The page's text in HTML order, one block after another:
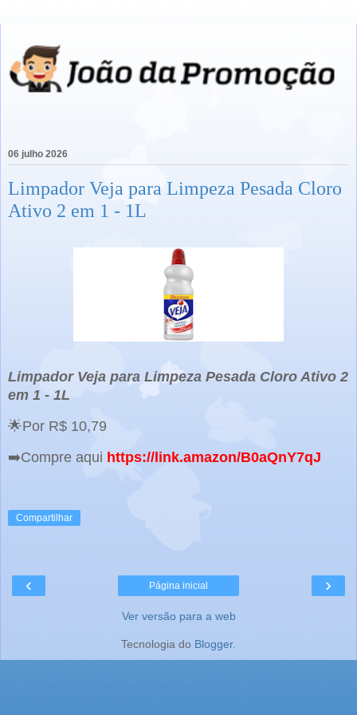
06 julho 2026
Limpador Veja para Limpeza Pesada Cloro
Ativo 2 em 1 - 1L
Limpador Veja para Limpeza Pesada Cloro Ativo 2
em 1 - 1L
🌟Por R$ 10,79
➡️Compre aqui https://link.amazon/B0aQnY7qJ
Compartilhar
‹ ›
Página inicial
Ver versão para a web
Tecnologia do Blogger.